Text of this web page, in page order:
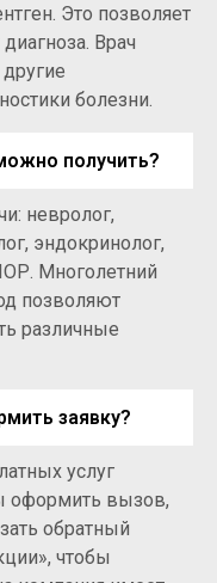
Это позволяет
Врач
болезни.
получить?
невролог,
эндокринолог,
Многолетний
позволяют
различные
заявку?
услуг
оформить вызов,
обратный
чтобы